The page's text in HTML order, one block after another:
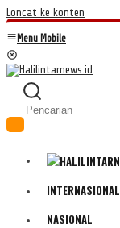
Loncat ke konten
Menu Mobile
INTERNASIONAL
NASIONAL